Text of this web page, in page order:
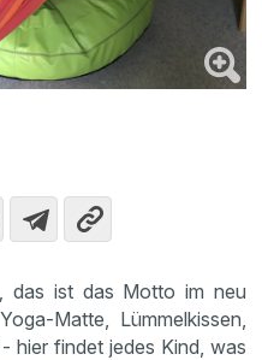
das ist das Motto im neu
Matte, Lümmelkissen,
hier findet jedes Kind, was